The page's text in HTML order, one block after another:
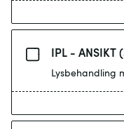
IPL - ANSIKT
Lysbehandling